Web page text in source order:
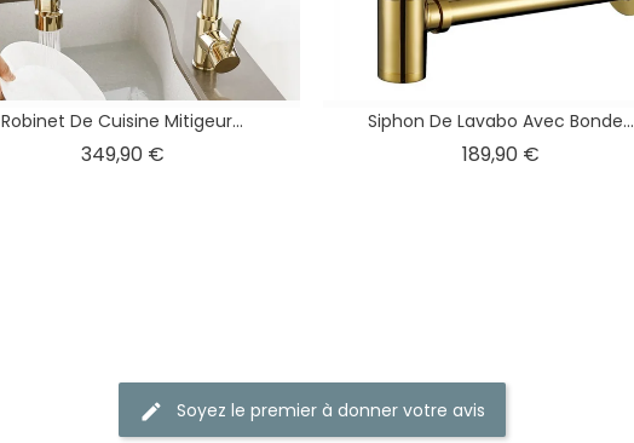
Robinet De Cuisine Mitigeur...
349,90 €Prix
Siphon De Lavabo Avec Bonde...
189,90 €Prix
Soyez le premier à donner votre avis